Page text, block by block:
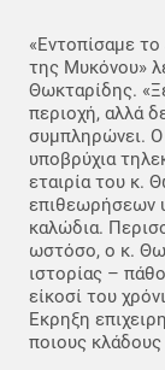
«Εντοπίσαμε
της Μυκόνου»
Θωκταρίδης.
περιοχή, αλλά
συμπληρώνει. Ο
υποβρύχια
εταιρία του κ.
επιθεωρήσεων
καλώδια.
ωστόσο, ο κ.
ιστορίας –
είκοσί του
Εκρηξη
ποιους